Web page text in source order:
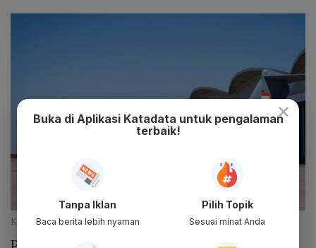
Kegunaan Airbus A400M (Isds.co.id)
×
Buka di Aplikasi Katadata untuk pengalaman
terbaik!
Tanpa Iklan
Baca berita lebih nyaman
Pilih Topik
Sesuai minat Anda